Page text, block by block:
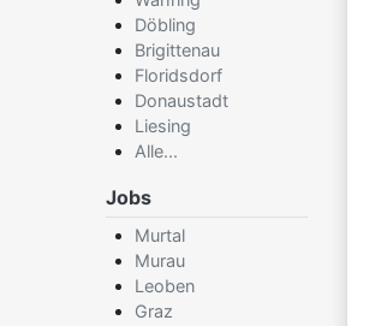
Döbling
Brigittenau
Floridsdorf
Donaustadt
Liesing
Alle...
Jobs
Murtal
Murau
Leoben
Graz